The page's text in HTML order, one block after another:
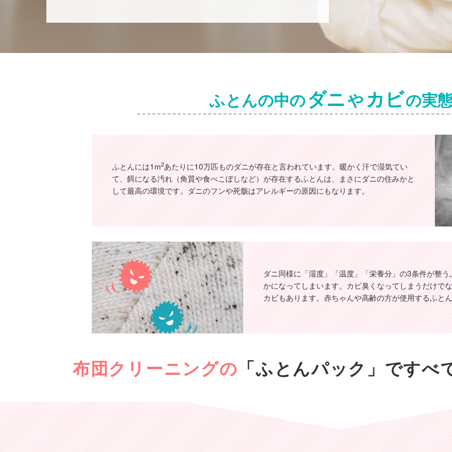
ふとんの中のダニやカビの実
ふとんには1m2あたりに10万匹ものダニが存在と言われています。暖かく汗で湿気てい
て、餌になる汚れ（角質や食べこぼしなど）が存在するふとんは、まさにダニの住みかと
して最高の環境です。ダニのフンや死骸はアレルギーの原因にもなります。
ダニ同様に「湿度」「温度」「栄養分」の3条件が整
かになってしまいます。カビ臭くなってしまうだけで
カビもあります。赤ちゃんや高齢の方が使用するふと
布団クリーニングの 「ふとんパック」です